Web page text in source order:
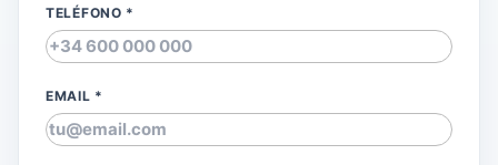
TELÉFONO *
EMAIL *